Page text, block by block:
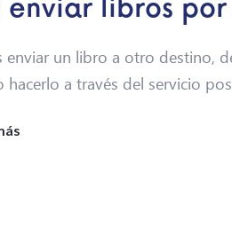
enviar libros
enviar un libro a otro destino,
hacerlo a través del servicio